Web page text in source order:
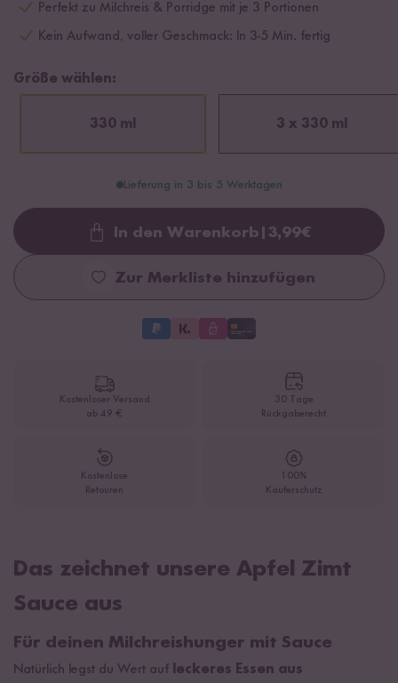
Perfekt zu Milchreis & Porridge mit je 3 Portionen
Kein Aufwand, voller Geschmack: In 3-5 Min. fertig
Größe wählen:
330 ml 3 x 330 ml
Lieferung in 3 bis 5 Werktagen
Loading...
In den Warenkorb 3,99€
Zur Merkliste hinzufügen
Kostenloser Versand
ab 49 €
30 Tage
Rückgaberecht
Kostenlose
Retouren
100%
Käuferschutz
Das zeichnet unsere Apfel Zimt
Sauce aus
Für deinen Milchreishunger mit Sauce
Natürlich legst du Wert auf leckeres Essen aus